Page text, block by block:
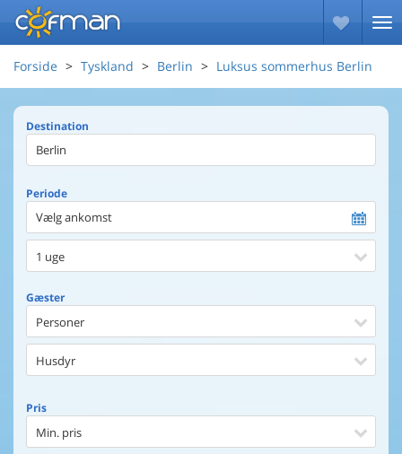
Forside Tyskland Berlin Luksus sommerhus Berlin
Destination
Periode
Vælg ankomst
1 uge
Gæster
Personer
Husdyr
Pris
Min. pris